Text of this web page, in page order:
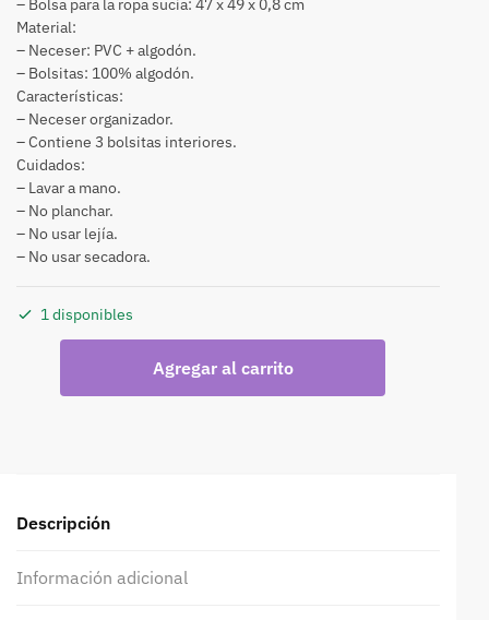
– Bolsa para la ropa sucia: 47 x 49 x 0,8 cm
Material:
– Neceser: PVC + algodón.
– Bolsitas: 100% algodón.
Características:
– Neceser organizador.
– Contiene 3 bolsitas interiores.
Cuidados:
– Lavar a mano.
– No planchar.
– No usar lejía.
– No usar secadora.
1 disponibles
Agregar al carrito
Descripción
Información adicional